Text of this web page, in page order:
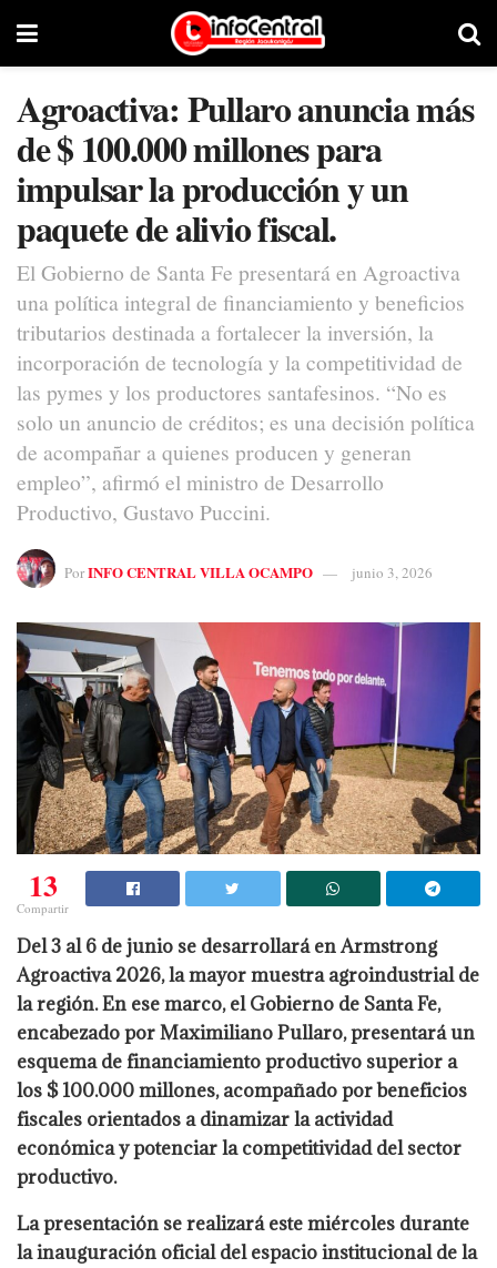
Agroactiva: Pullaro anuncia más
de $ 100.000 millones para
impulsar la producción y un
paquete de alivio fiscal.
El Gobierno de Santa Fe presentará en Agroactiva
una política integral de financiamiento y beneficios
tributarios destinada a fortalecer la inversión, la
incorporación de tecnología y la competitividad de
las pymes y los productores santafesinos. “No es
solo un anuncio de créditos; es una decisión política
de acompañar a quienes producen y generan
empleo”, afirmó el ministro de Desarrollo
Productivo, Gustavo Puccini.
PorINFO CENTRAL VILLA OCAMPO junio 3, 2026
13
Compartir
Del 3 al 6 de junio se desarrollará en Armstrong
Agroactiva 2026, la mayor muestra agroindustrial de
la región. En ese marco, el Gobierno de Santa Fe,
encabezado por Maximiliano Pullaro, presentará un
esquema de financiamiento productivo superior a
los $ 100.000 millones, acompañado por beneficios
fiscales orientados a dinamizar la actividad
económica y potenciar la competitividad del sector
productivo.
La presentación se realizará este miércoles durante
la inauguración oficial del espacio institucional de la